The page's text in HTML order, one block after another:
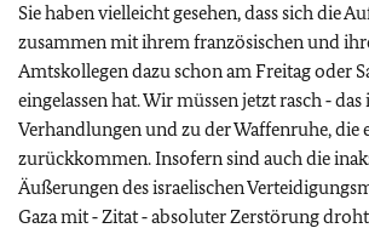
Sie haben vielleicht gesehen, dass sich die
zusammen mit ihrem französischen und
Amtskollegen dazu schon am Freitag oder
eingelassen hat. Wir müssen jetzt rasch ‑ das
Verhandlungen und zu der Waffenruhe, die
zurückkommen. Insofern sind auch die
Äußerungen des israelischen
Gaza mit ‑ Zitat ‑ absoluter Zerstörung